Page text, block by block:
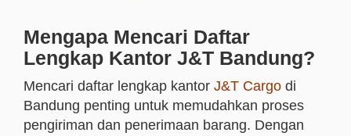
Mengapa Mencari Daftar
Lengkap Kantor J&T Bandung?
Mencari daftar lengkap kantor J&T Cargo di
Bandung penting untuk memudahkan proses
pengiriman dan penerimaan barang. Dengan